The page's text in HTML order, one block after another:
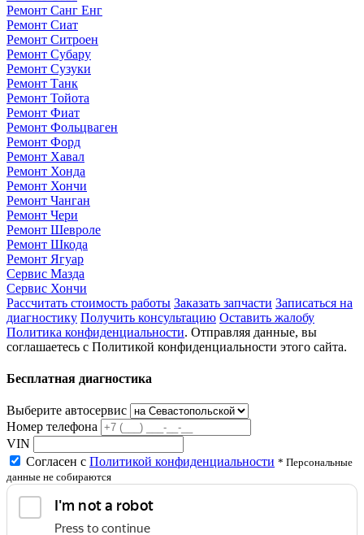
Ремонт Санг Енг
Ремонт Сиат
Ремонт Ситроен
Ремонт Субару
Ремонт Сузуки
Ремонт Танк
Ремонт Тойота
Ремонт Фиат
Ремонт Фольцваген
Ремонт Форд
Ремонт Хавал
Ремонт Хонда
Ремонт Хончи
Ремонт Чанган
Ремонт Чери
Ремонт Шевроле
Ремонт Шкода
Ремонт Ягуар
Сервис Мазда
Сервис Хончи
Рассчитать стоимость работы Заказать запчасти Записаться на
диагностику Получить консультацию Оставить жалобу
Политика конфиденциальности. Отправляя данные, вы
соглашаетесь с Политикой конфиденциальности этого сайта.
Бесплатная диагностика
Выберите автосервис
Номер телефона
VIN
Согласен с Политикой конфиденциальности * Персональные
данные не собираются